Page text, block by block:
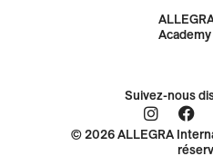
Academy
Suivez-nous
© 2026 ALLEGRA